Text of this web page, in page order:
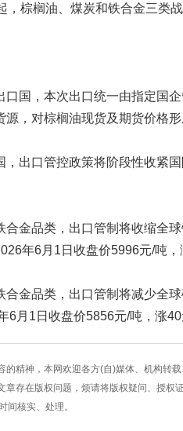
，棕榈油、煤炭和铁合金三类
口国，本次出口统一由指定国
源，对棕榈油现货及期货价格
，出口管控政策将阶段性收紧
合金品类，出口管制将收缩全
年6月1日收盘价5996元/吨
合金品类，出口管制将减少全
6月1日收盘价5856元/吨，涨
的精神，本网欢迎各方(自)媒体、机构转
章存在版权问题，烦请将版权疑问、授权
间核实、处理。